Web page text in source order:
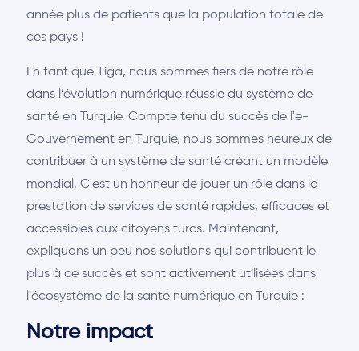
année plus de patients que la population totale de
ces pays !
En tant que Tiga, nous sommes fiers de notre rôle
dans l’évolution numérique réussie du système de
santé en Turquie. Compte tenu du succès de l'e-
Gouvernement en Turquie, nous sommes heureux de
contribuer à un système de santé créant un modèle
mondial. C'est un honneur de jouer un rôle dans la
prestation de services de santé rapides, efficaces et
accessibles aux citoyens turcs. Maintenant,
expliquons un peu nos solutions qui contribuent le
plus à ce succès et sont activement utilisées dans
l'écosystème de la santé numérique en Turquie :
Notre impact